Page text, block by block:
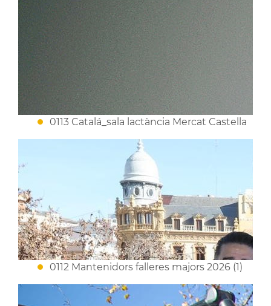
0113 Catalá_sala lactància Mercat Castella
0112 Mantenidors falleres majors 2026 (1)